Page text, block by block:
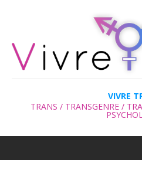
VIVRE
TRANS / TRANSGENRE /